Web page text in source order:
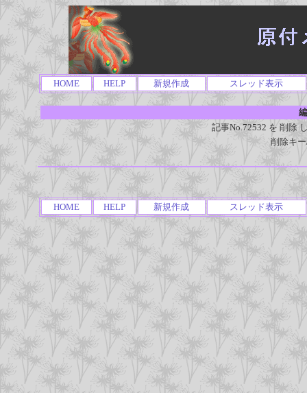
HOME HELP 新規作成 スレッド表示
記事No.72532 を 削除
削除キ
HOME HELP 新規作成 スレッド表示